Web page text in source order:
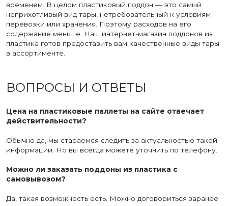
временем. В целом пластиковый поддон — это самый
неприхотливый вид тары, нетребовательный к условиям
перевозки или хранения. Поэтому расходов на его
содержание меньше. Наш интернет-магазин поддонов из
пластика готов предоставить вам качественные виды тары
в ассортименте.
ВОПРОСЫ И ОТВЕТЫ
Цена на пластиковые паллеты на сайте отвечает
действительности?
Обычно да, мы стараемся следить за актуальностью такой
информации. Но вы всегда можете уточнить по телефону.
Можно ли заказать поддоны из пластика с
самовывозом?
Да, такая возможность есть. Можно договориться заранее